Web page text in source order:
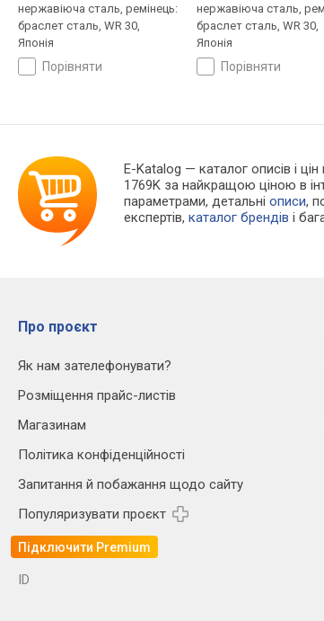
нержавіюча сталь, ремінець:
браслет сталь, WR 30,
Японія
порівняти
нержавіюча сталь,
браслет сталь, WR 30,
Японія
порівняти
E-Katalog — каталог описів і
1769K за найкращою ціною в
параметрами, детальніописи,
експертів,каталог брендів і
Про проєкт
Як нам зателефонувати?
Розміщення прайс-листів
Магазинам
Політика конфіденційності
Запитання й побажання щодо сайту
Популяризувати проєкт
Підключити Premium
ID